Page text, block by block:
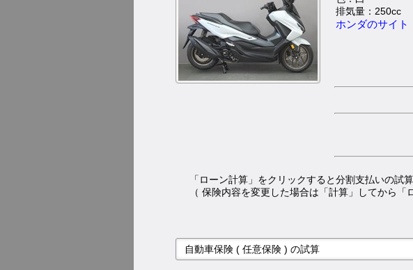
排気量：250cc
ホンダのサイト
「ローン計算」をクリックすると分割支払いの試
（ 保険内容を変更した場合は「計算」してから「
自動車保険 ( 任意保険 ) の試算